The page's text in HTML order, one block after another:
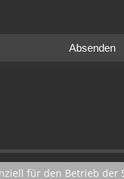
Absenden
für den Betrieb